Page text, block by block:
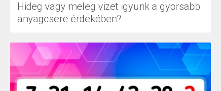
Hideg vagy meleg vizet igyunk a gyorsabb
anyagcsere érdekében?